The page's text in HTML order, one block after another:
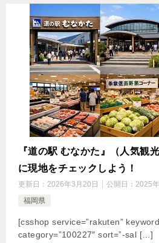
『道の駅 むなかた』（人気観
に現地をチェックしよう！
更新日： 2026年3月20日 公開日： 2025
福岡県
[csshop service=”rakuten”
category=”100227″ sort=”-sal […]